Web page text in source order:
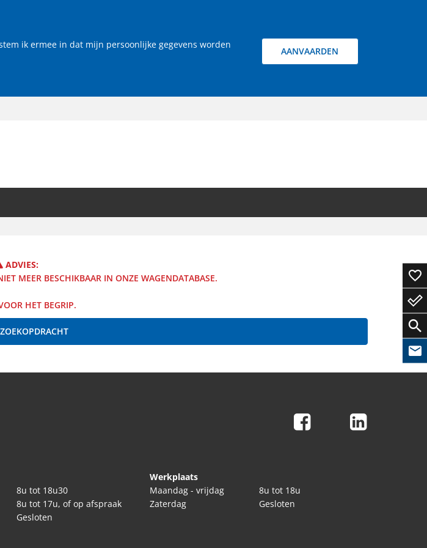
ik ermee in dat mijn persoonlijke gegevens worden
AANVAARDEN
ADVIES:
MEER BESCHIKBAAR IN ONZE WAGENDATABASE.
HET BEGRIP.
8u tot 18u30
8u tot 17u, of op afspraak
Gesloten
Werkplaats
Maandag - vrijdag
8u tot 18u
Zaterdag
Gesloten